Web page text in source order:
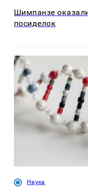
Шимпанзе
посиделок
Наука